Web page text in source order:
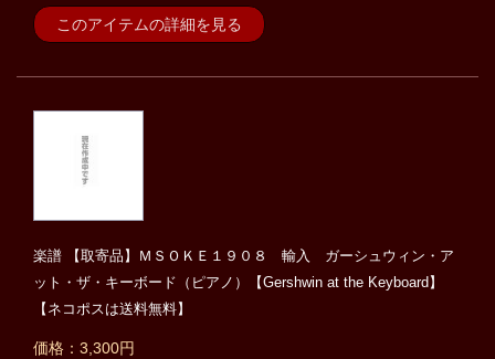
このアイテムの詳細を見る
楽譜 【取寄品】ＭＳＯＫＥ１９０８ 輸入 ガーシュウィン・ア
ット・ザ・キーボード（ピアノ）【Gershwin at the Keyboard】
【ネコポスは送料無料】
価格：3,300円